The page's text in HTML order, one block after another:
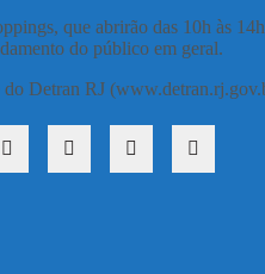
que abrirão das 10h às
do público em geral.
Detran RJ